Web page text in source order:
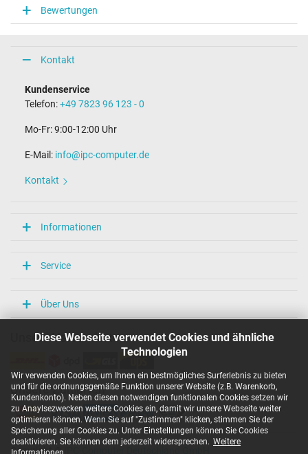
Diese Webseite verwendet Cookies und ähnliche
Technologien
Wir verwenden Cookies, um Ihnen ein bestmögliches Surferlebnis zu bieten
und für die ordnungsgemäße Funktion unserer Website (z.B. Warenkorb,
Kundenkonto). Neben diesen notwendigen funktionalen Cookies setzen wir
zu Anaylsezwecken weitere Cookies ein, damit wir unsere Webseite weiter
optimieren können. Wenn Sie auf "Zustimmen" klicken, stimmen Sie der
Speicherung aller Cookies zu. Unter Einstellungen können Sie Cookies
deaktivieren. Sie können dem jederzeit widersprechen. Weitere
Steckerlänge (mm)
9,8 mm
4,0 mm / 1,2 mm
Länge Anschlusskabel (m) (ca.)
2.00 m
Maße
Länge / Breite / Höhe
Überlast-, kurzschluss- und überhitzungsgeschützt
CE
Kategorisierung
Netzteil
Bewertungen
Kontakt
Kundenservice
Telefon:+49 7823 96 123 - 0
Mo-Fr: 9:00-12:00 Uhr
E-Mail: info@ipc-computer.de
Kontakt
Informationen
Service
Über Uns
Unsere Versandarten
Unsere Zahlarten
Copyright ©